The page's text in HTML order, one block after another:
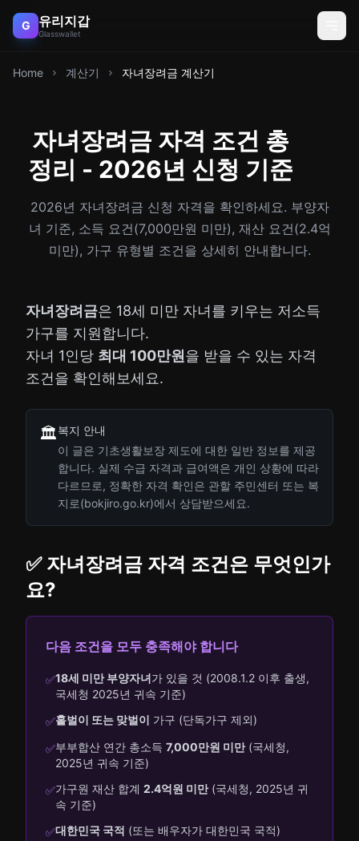
G 유리지갑
Glasswallet
Home 계산기 자녀장려금 계산기
자녀장려금 자격 조건 총
정리 - 2026년 신청 기준
2026년 자녀장려금 신청 자격을 확인하세요. 부양자
녀 기준, 소득 요건(7,000만원 미만), 재산 요건(2.4억
미만), 가구 유형별 조건을 상세히 안내합니다.
자녀장려금은 18세 미만 자녀를 키우는 저소득
가구를 지원합니다.
자녀 1인당 최대 100만원 을 받을 수 있는 자격
조건을 확인해보세요.
🏛️복지 안내
이 글은 기초생활보장 제도에 대한 일반 정보를 제공
합니다. 실제 수급 자격과 급여액은 개인 상황에 따라
다르므로, 정확한 자격 확인은 관할 주민센터 또는 복
지로(bokjiro.go.kr)에서 상담받으세요.
✅ 자녀장려금 자격 조건은 무엇인가
요?
다음 조건을 모두 충족해야 합니다
✅18세 미만 부양자녀가 있을 것 (2008.1.2 이후 출생,
국세청 2025년 귀속 기준)
✅홑벌이 또는 맞벌이 가구 (단독가구 제외)
✅부부합산 연간 총소득 7,000만원 미만(국세청,
2025년 귀속 기준)
✅가구원 재산 합계 2.4억원 미만(국세청, 2025년 귀
속 기준)
✅대한민국 국적 (또는 배우자가 대한민국 국적)